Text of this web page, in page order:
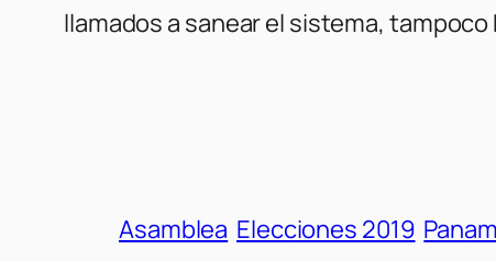
llamados a sanear el sistema,
Asamblea Elecciones 2019